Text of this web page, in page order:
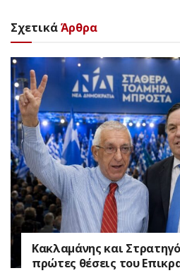
ΣχετικάΆρθρα
Κακλαμάνης και
πρώτες θέσεις του